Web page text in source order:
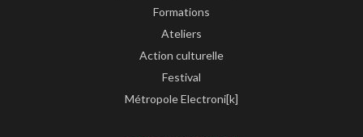
Formations
Ateliers
Action culturelle
Festival
Métropole Electroni[k]